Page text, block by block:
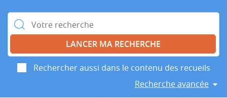
Rechercher :
Rechercher aussi dans le contenu des recueils
Recherche avancée